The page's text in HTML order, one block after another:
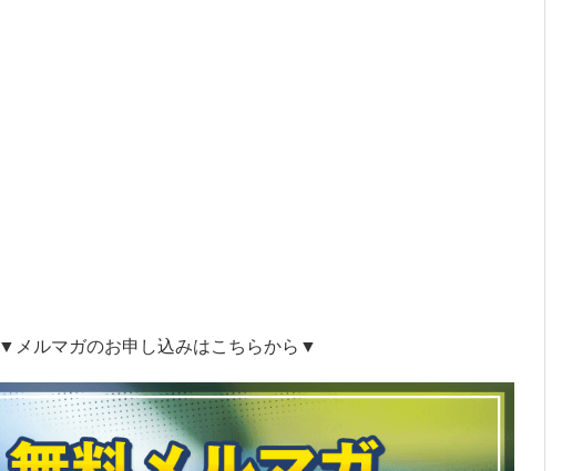
▼メルマガのお申し込みはこちらから▼